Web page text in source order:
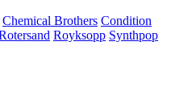
Chemical Brothers Condition
Royksopp Synthpop